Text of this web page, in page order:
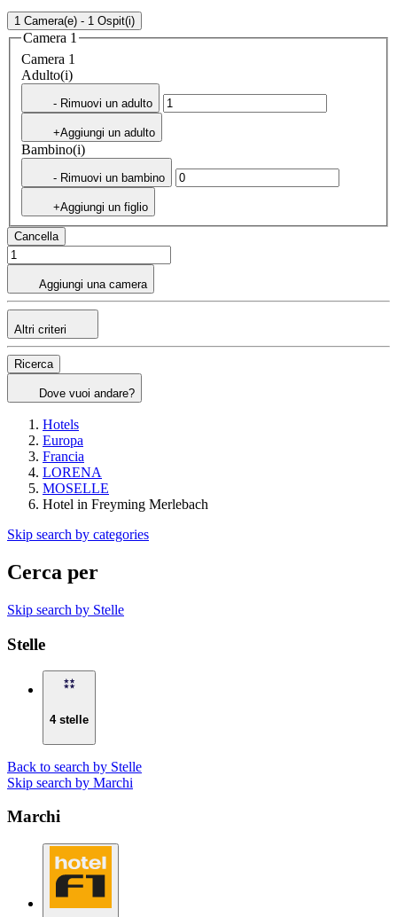
1 Camera(e) - 1 Ospit(i)
Camera 1
Camera 1
Adulto(i)
- Rimuovi un adulto
+Aggiungi un adulto
Bambino(i)
- Rimuovi un bambino
+Aggiungi un figlio
Cancella
Aggiungi una camera
Altri criteri
Ricerca
Dove vuoi andare?
Hotels
Europa
Francia
LORENA
MOSELLE
Hotel in Freyming Merlebach
Skip search by categories
Cerca per
Skip search by Stelle
Stelle
4 stelle
Back to search by Stelle
Skip search by Marchi
Marchi